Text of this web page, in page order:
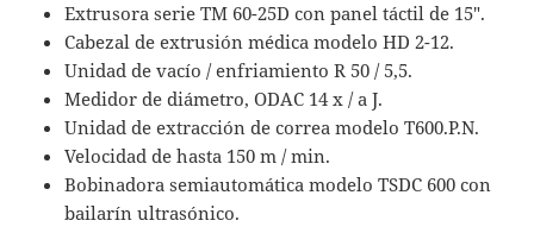
Extrusora serie TM 60-25D con panel táctil de 15″.
Cabezal de extrusión médica modelo HD 2-12.
Unidad de vacío / enfriamiento R 50 / 5,5.
Medidor de diámetro, ODAC 14 x / a J.
Unidad de extracción de correa modelo T600.P.N.
Velocidad de hasta 150 m / min.
Bobinadora semiautomática modelo TSDC 600 con
bailarín ultrasónico.